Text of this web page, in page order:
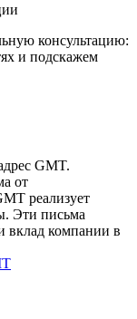
консультацию:
и подскажем
GMT.
от
реализует
Эти письма
вклад компании в